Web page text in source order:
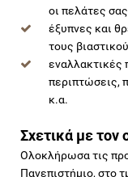
οι πελάτες
έξυπνες και
τους
εναλλακτικές
περιπτώσεις,
κ.α.
Σχετικά με τον
Ολοκλήρωσα τις
Πανεπιστήμιο, στο